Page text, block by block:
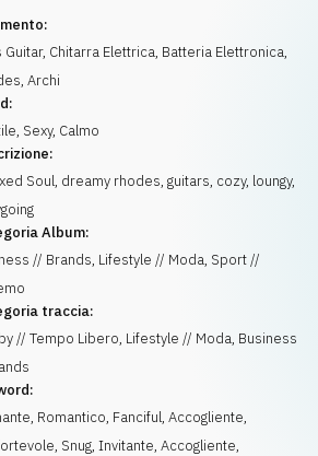
Guitar, Chitarra Elettrica, Batteria Elettronica,
,Archi
, Sexy, Calmo
Soul, dreamy rhodes, guitars, cozy, loungy,
Album:
// Brands, Lifestyle // Moda, Sport //
traccia:
// Tempo Libero, Lifestyle // Moda, Business
, Romantico, Fanciful,Accogliente,
, Snug,Invitante,Accogliente,